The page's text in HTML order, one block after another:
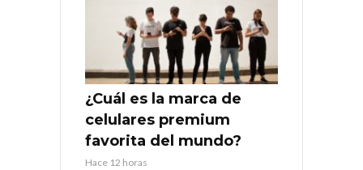
¿Cuál es la marca de
celulares premium
favorita del mundo?
Hace 12 horas